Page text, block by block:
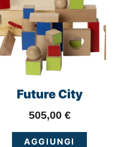
Future City
505,00 €
AGGIUNGI